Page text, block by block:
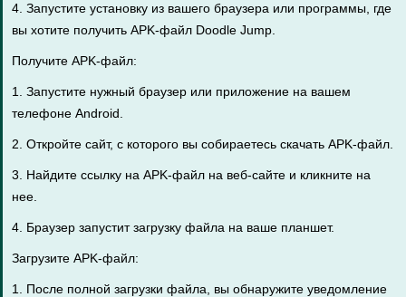
4. Запустите установку из вашего браузера или программы, где
вы хотите получить APK-файл Doodle Jump.
Получите APK-файл:
1. Запустите нужный браузер или приложение на вашем
телефоне Android.
2. Откройте сайт, с которого вы собираетесь скачать APK-файл.
3. Найдите ссылку на APK-файл на веб-сайте и кликните на
нее.
4. Браузер запустит загрузку файла на ваше планшет.
Загрузите APK-файл:
1. После полной загрузки файла, вы обнаружите уведомление